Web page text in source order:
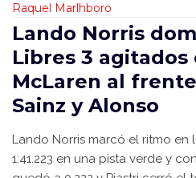
Raquel Marlhboro
Lando Norris
Libres 3 agitados
McLaren al
Sainz y Alonso
Lando Norris marcó el ritmo en
1:41.223 en una pista verde y